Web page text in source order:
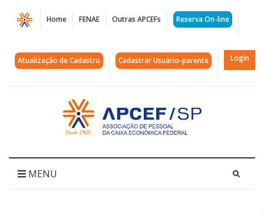
Página
Arquivos
noite
boteco
Home FENAE Outras APCEFs Reserva On-line
Atualização de Cadastro Cadastrar Usuário-parente Login
Acessar
página
inicial
MENU